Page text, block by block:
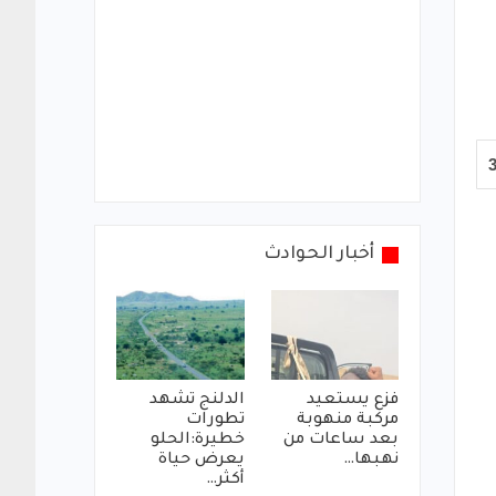
أخبار الحوادث
فزع يستعيد
مركبة منهوبة
بعد ساعات من
نهبها…
الدلنج تشهد
تطورات
خطيرة:الحلو
يعرض حياة
أكثر…